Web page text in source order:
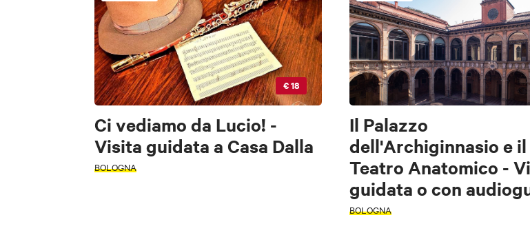
€ 18
Ci vediamo da Lucio! -
Visita guidata a Casa Dalla
BOLOGNA
Il Palazzo
dell'Archiginnasio e il
Teatro Anatomico -
guidata o con
BOLOGNA